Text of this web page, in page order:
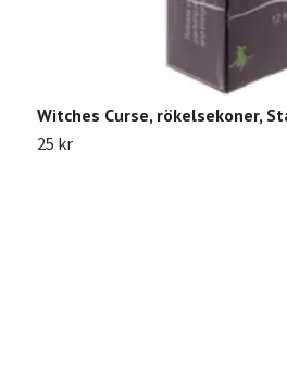
Witches Curse, rökelsekoner,
25 kr